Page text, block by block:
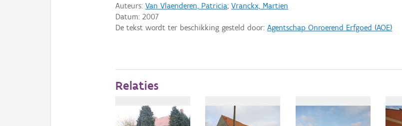
Auteurs:Van Vlaenderen, Patricia;Vranckx, Martien
Datum:2007
De tekst wordt ter beschikking gesteld door:Agentschap Onroerend Erfgoed (AOE)
Relaties